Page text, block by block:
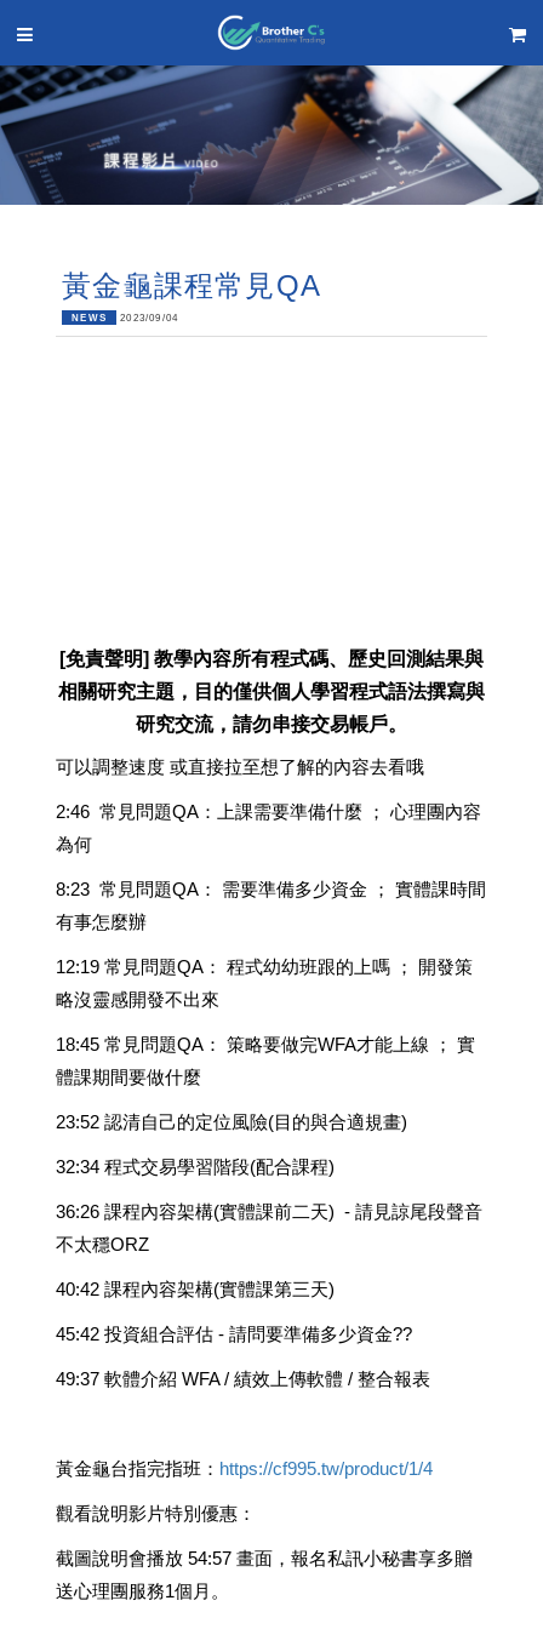
黃金龜課程常見QA
NEWS 2023/09/04
[免責聲明] 教學內容所有程式碼、歷史回測結果與
相關研究主題，目的僅供個人學習程式語法撰寫與
研究交流，請勿串接交易帳戶。
可以調整速度 或直接拉至想了解的內容去看哦
2:46 常見問題QA：上課需要準備什麼 ； 心理團內容
為何
8:23 常見問題QA： 需要準備多少資金 ； 實體課時間
有事怎麼辦
12:19 常見問題QA： 程式幼幼班跟的上嗎 ； 開發策
略沒靈感開發不出來
18:45 常見問題QA： 策略要做完WFA才能上線 ； 實
體課期間要做什麼
23:52 認清自己的定位風險(目的與合適規畫)
32:34 程式交易學習階段(配合課程)
36:26 課程內容架構(實體課前二天) - 請見諒尾段聲音
不太穩ORZ
40:42 課程內容架構(實體課第三天)
45:42 投資組合評估 - 請問要準備多少資金??
49:37 軟體介紹 WFA / 績效上傳軟體 / 整合報表
黃金龜台指完指班： https://cf995.tw/product/1/4
觀看說明影片特別優惠：
截圖說明會播放 54:57 畫面，報名私訊小秘書享多贈
送心理團服務1個月。